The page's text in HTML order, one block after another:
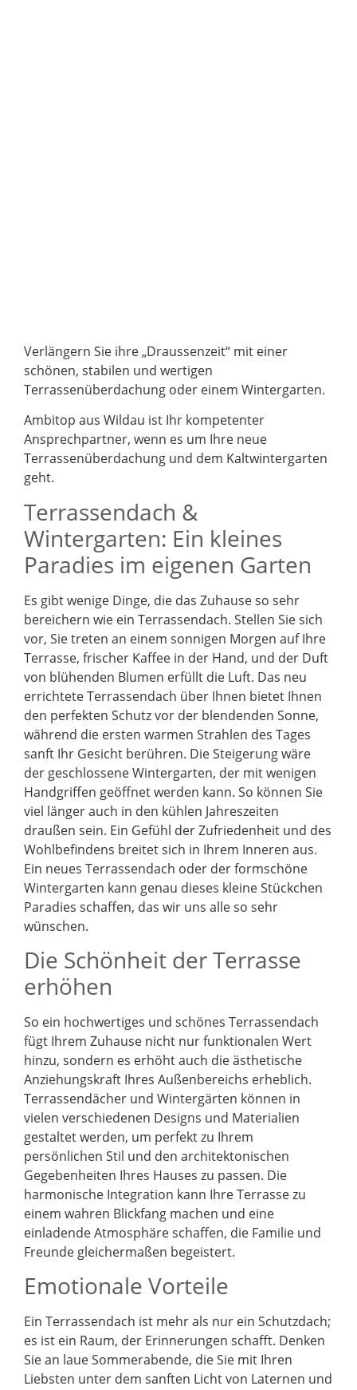
Verlängern Sie ihre „Draussenzeit“ mit einer
schönen, stabilen und wertigen
Terrassenüberdachung oder einem Wintergarten.
Ambitop aus Wildau ist Ihr kompetenter
Ansprechpartner, wenn es um Ihre neue
Terrassenüberdachung und dem Kaltwintergarten
geht.
Terrassendach &
Wintergarten: Ein kleines
Paradies im eigenen Garten
Es gibt wenige Dinge, die das Zuhause so sehr
bereichern wie ein Terrassendach. Stellen Sie sich
vor, Sie treten an einem sonnigen Morgen auf Ihre
Terrasse, frischer Kaffee in der Hand, und der Duft
von blühenden Blumen erfüllt die Luft. Das neu
errichtete Terrassendach über Ihnen bietet Ihnen
den perfekten Schutz vor der blendenden Sonne,
während die ersten warmen Strahlen des Tages
sanft Ihr Gesicht berühren. Die Steigerung wäre
der geschlossene Wintergarten, der mit wenigen
Handgriffen geöffnet werden kann. So können Sie
viel länger auch in den kühlen Jahreszeiten
draußen sein. Ein Gefühl der Zufriedenheit und des
Wohlbefindens breitet sich in Ihrem Inneren aus.
Ein neues Terrassendach oder der formschöne
Wintergarten kann genau dieses kleine Stückchen
Paradies schaffen, das wir uns alle so sehr
wünschen.
Die Schönheit der Terrasse
erhöhen
So ein hochwertiges und schönes Terrassendach
fügt Ihrem Zuhause nicht nur funktionalen Wert
hinzu, sondern es erhöht auch die ästhetische
Anziehungskraft Ihres Außenbereichs erheblich.
Terrassendächer und Wintergärten können in
vielen verschiedenen Designs und Materialien
gestaltet werden, um perfekt zu Ihrem
persönlichen Stil und den architektonischen
Gegebenheiten Ihres Hauses zu passen. Die
harmonische Integration kann Ihre Terrasse zu
einem wahren Blickfang machen und eine
einladende Atmosphäre schaffen, die Familie und
Freunde gleichermaßen begeistert.
Emotionale Vorteile
Ein Terrassendach ist mehr als nur ein Schutzdach;
es ist ein Raum, der Erinnerungen schafft. Denken
Sie an laue Sommerabende, die Sie mit Ihren
Liebsten unter dem sanften Licht von Laternen und